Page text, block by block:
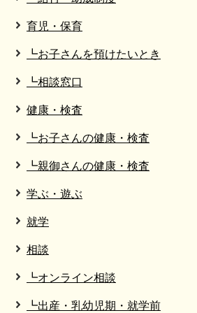
育児・保育
┗お子さんを預けたいとき
┗相談窓口
健康・検査
┗お子さんの健康・検査
┗親御さんの健康・検査
学ぶ・遊ぶ
就学
相談
┗オンライン相談
┗出産・乳幼児期・就学前